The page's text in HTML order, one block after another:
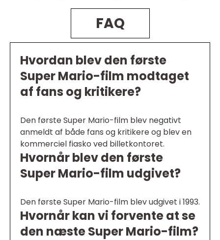
FAQ
Hvordan blev den første
Super Mario-film modtaget
af fans og kritikere?
Den første Super Mario-film blev negativt
anmeldt af både fans og kritikere og blev en
kommerciel fiasko ved billetkontoret.
Hvornår blev den første
Super Mario-film udgivet?
Den første Super Mario-film blev udgivet i 1993.
Hvornår kan vi forvente at se
den næste Super Mario-film?